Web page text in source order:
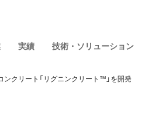
実績 技術・ソリューション
クリート「リグニンクリート™」を開発